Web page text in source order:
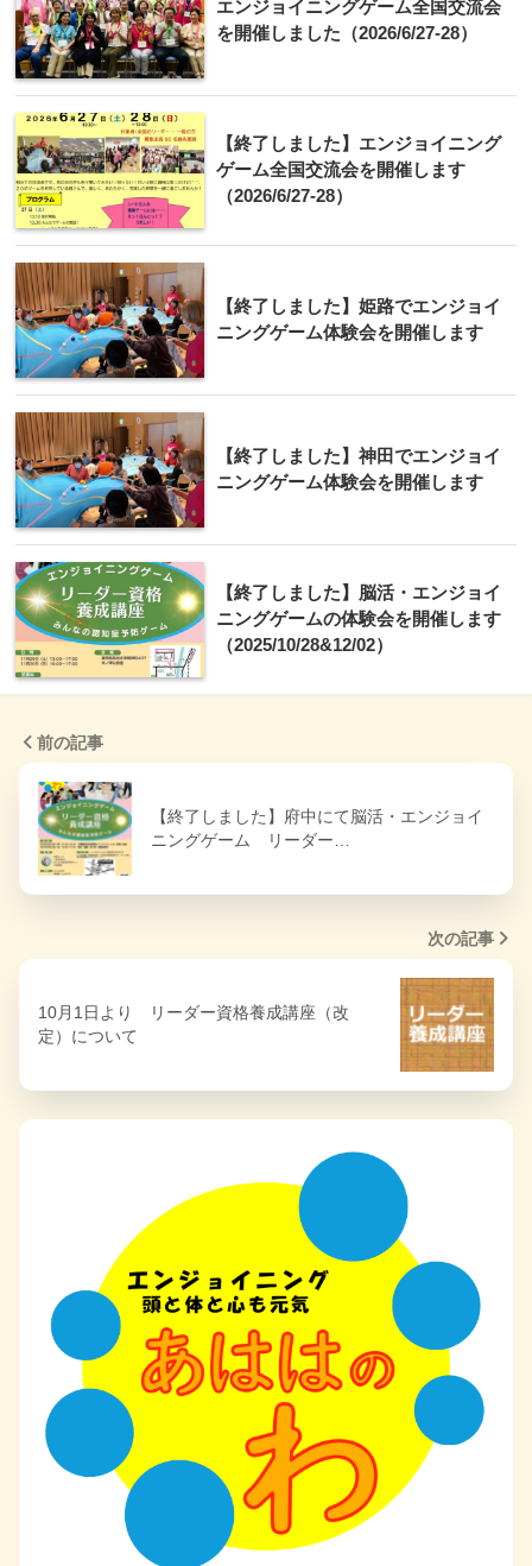
エンジョイニングゲーム全国交流会
を開催しました（2026/6/27-28）
【終了しました】エンジョイニング
ゲーム全国交流会を開催します
（2026/6/27-28）
【終了しました】姫路でエンジョイ
ニングゲーム体験会を開催します
【終了しました】神田でエンジョイ
ニングゲーム体験会を開催します
【終了しました】脳活・エンジョイ
ニングゲームの体験会を開催します
（2025/10/28&12/02）
前の記事
【終了しました】府中にて脳活・エンジョイ
ニングゲーム リーダー…
次の記事
10月1日より リーダー資格養成講座（改
定）について